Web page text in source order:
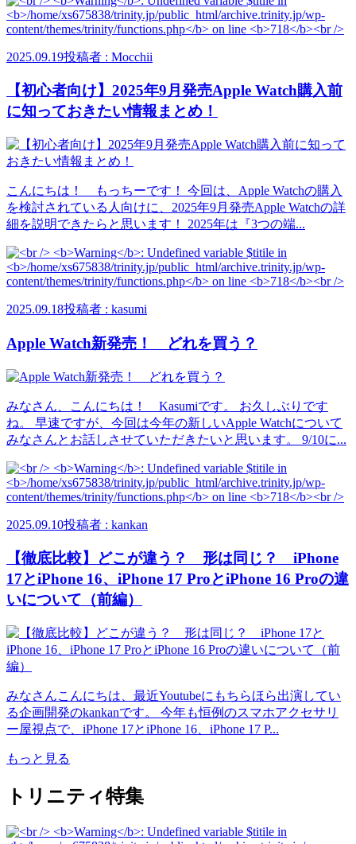
2025.09.19投稿者 : Mocchii
【初心者向け】2025年9月発売Apple Watch購入前
に知っておきたい情報まとめ！
こんにちは！ もっちーです！ 今回は、Apple Watchの購入
を検討されている人向けに、2025年9月発売Apple Watchの詳
細を説明できたらと思います！ 2025年は『3つの端...
2025.09.18投稿者 : kasumi
Apple Watch新発売！ どれを買う？
みなさん、こんにちは！ Kasumiです。 お久しぶりです
ね。 早速ですが、今回は今年の新しいApple Watchについて
みなさんとお話しさせていただきたいと思います。 9/10に...
2025.09.10投稿者 : kankan
【徹底比較】どこが違う？ 形は同じ？ iPhone
17とiPhone 16、iPhone 17 ProとiPhone 16 Proの違
いについて（前編）
みなさんこんにちは、最近Youtubeにもちらほら出演してい
る企画開発のkankanです。 今年も恒例のスマホアクセサリ
ー屋視点で、iPhone 17とiPhone 16、iPhone 17 P...
もっと見る
トリニティ特集